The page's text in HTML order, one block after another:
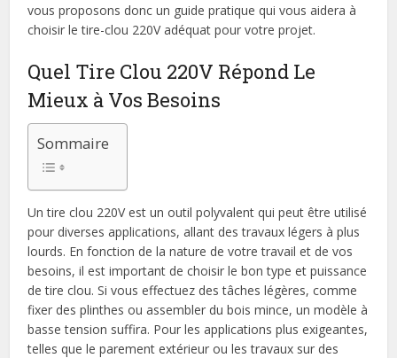
vous proposons donc un guide pratique qui vous aidera à
choisir le tire-clou 220V adéquat pour votre projet.
Quel Tire Clou 220V Répond Le
Mieux à Vos Besoins
Sommaire
Un tire clou 220V est un outil polyvalent qui peut être utilisé
pour diverses applications, allant des travaux légers à plus
lourds. En fonction de la nature de votre travail et de vos
besoins, il est important de choisir le bon type et puissance
de tire clou. Si vous effectuez des tâches légères, comme
fixer des plinthes ou assembler du bois mince, un modèle à
basse tension suffira. Pour les applications plus exigeantes,
telles que le parement extérieur ou les travaux sur des